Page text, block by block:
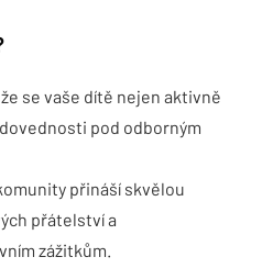
se vaše dítě nejen aktivně
pod odborným
přináší skvělou
přátelství a
zážitkům.